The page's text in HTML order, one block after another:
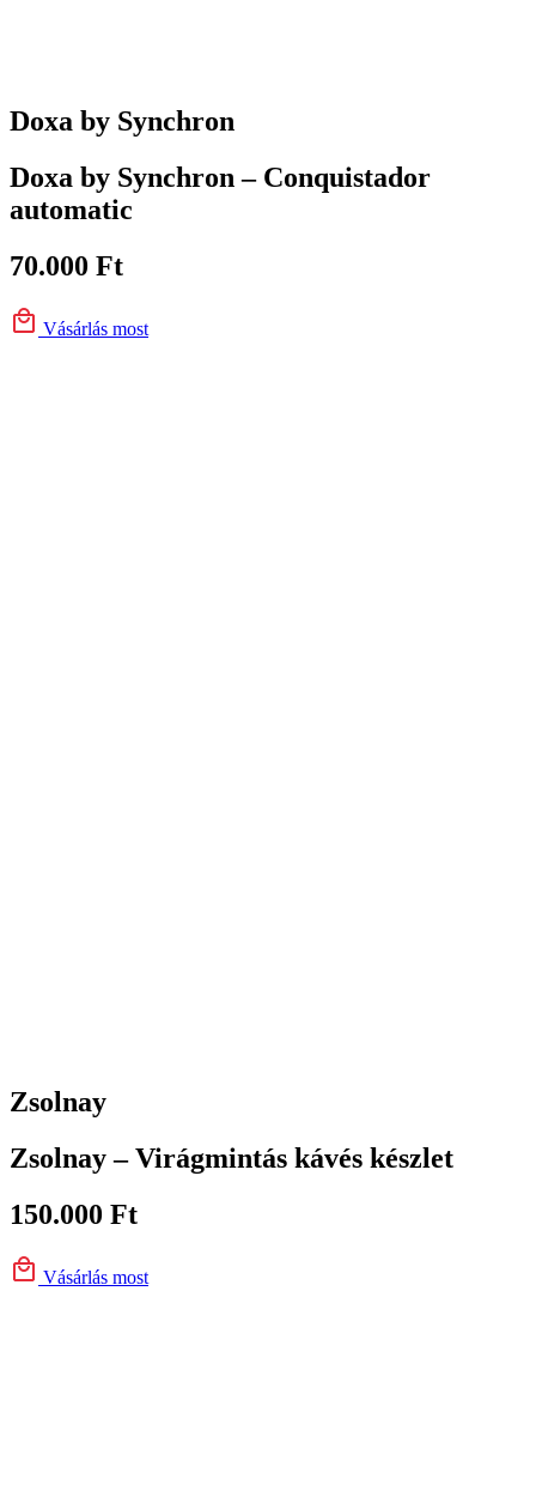
Doxa by Synchron
Doxa by Synchron – Conquistador
automatic
70.000 Ft
Vásárlás most
Zsolnay
Zsolnay – Virágmintás kávés készlet
150.000 Ft
Vásárlás most